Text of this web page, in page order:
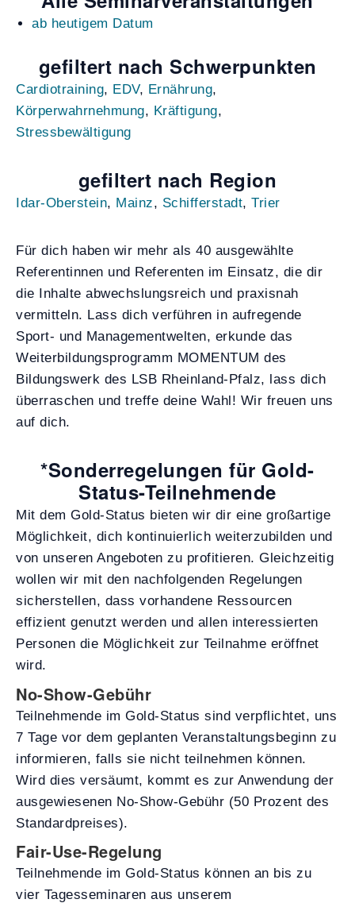
ab heutigem Datum
gefiltert nach Schwerpunkten
Cardiotraining, EDV, Ernährung,
Körperwahrnehmung, Kräftigung,
Stressbewältigung
gefiltert nach Region
Idar-Oberstein, Mainz, Schifferstadt, Trier
Für dich haben wir mehr als 40 ausgewählte
Referentinnen und Referenten im Einsatz, die dir
die Inhalte abwechslungsreich und praxisnah
vermitteln. Lass dich verführen in aufregende
Sport- und Managementwelten, erkunde das
Weiterbildungsprogramm MOMENTUM des
Bildungswerk des LSB Rheinland-Pfalz, lass dich
überraschen und treffe deine Wahl! Wir freuen uns
auf dich.
*Sonderregelungen für Gold-
Status-Teilnehmende
Mit dem Gold-Status bieten wir dir eine großartige
Möglichkeit, dich kontinuierlich weiterzubilden und
von unseren Angeboten zu profitieren. Gleichzeitig
wollen wir mit den nachfolgenden Regelungen
sicherstellen, dass vorhandene Ressourcen
effizient genutzt werden und allen interessierten
Personen die Möglichkeit zur Teilnahme eröffnet
wird.
No-Show-Gebühr
Teilnehmende im Gold-Status sind verpflichtet, uns
7 Tage vor dem geplanten Veranstaltungsbeginn zu
informieren, falls sie nicht teilnehmen können.
Wird dies versäumt, kommt es zur Anwendung der
ausgewiesenen No-Show-Gebühr (50 Prozent des
Standardpreises).
Fair-Use-Regelung
Teilnehmende im Gold-Status können an bis zu
vier Tagesseminaren aus unserem